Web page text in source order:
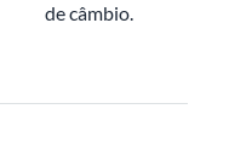
de câmbio.